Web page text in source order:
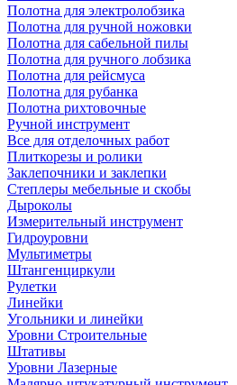
Полотна для электролобзика
Полотна для ручной ножовки
Полотна для сабельной пилы
Полотна для ручного лобзика
Полотна для рейсмуса
Полотна для рубанка
Полотна рихтовочные
Ручной инструмент
Все для отделочных работ
Плиткорезы и ролики
Заклепочники и заклепки
Степлеры мебельные и скобы
Дыроколы
Измерительный инструмент
Гидроуровни
Мультиметры
Штангенциркули
Рулетки
Линейки
Угольники и линейки
Уровни Строительные
Штативы
Уровни Лазерные